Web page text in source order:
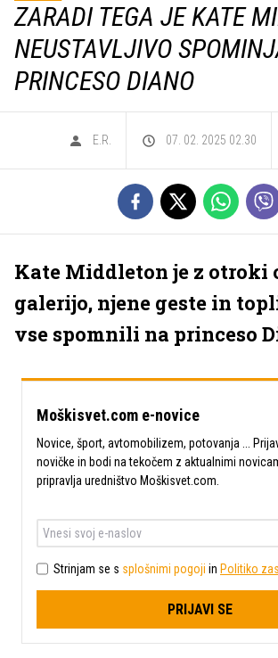
ZARADI TEGA JE KATE
NEUSTAVLJIVO
PRINCESO DIANO
E.R. 07. 02. 2025 02.30
Kate Middleton je z otroki
galerijo, njene geste in
vse spomnili na princeso
Moškisvet.com e-novice
Novice, šport, avtomobilizem, potovanja ...
novičke in bodi na tekočem z aktualnimi
pripravlja uredništvo Moškisvet.com.
Strinjam se s splošnimi pogoji in Politiko
PRIJAVI SE